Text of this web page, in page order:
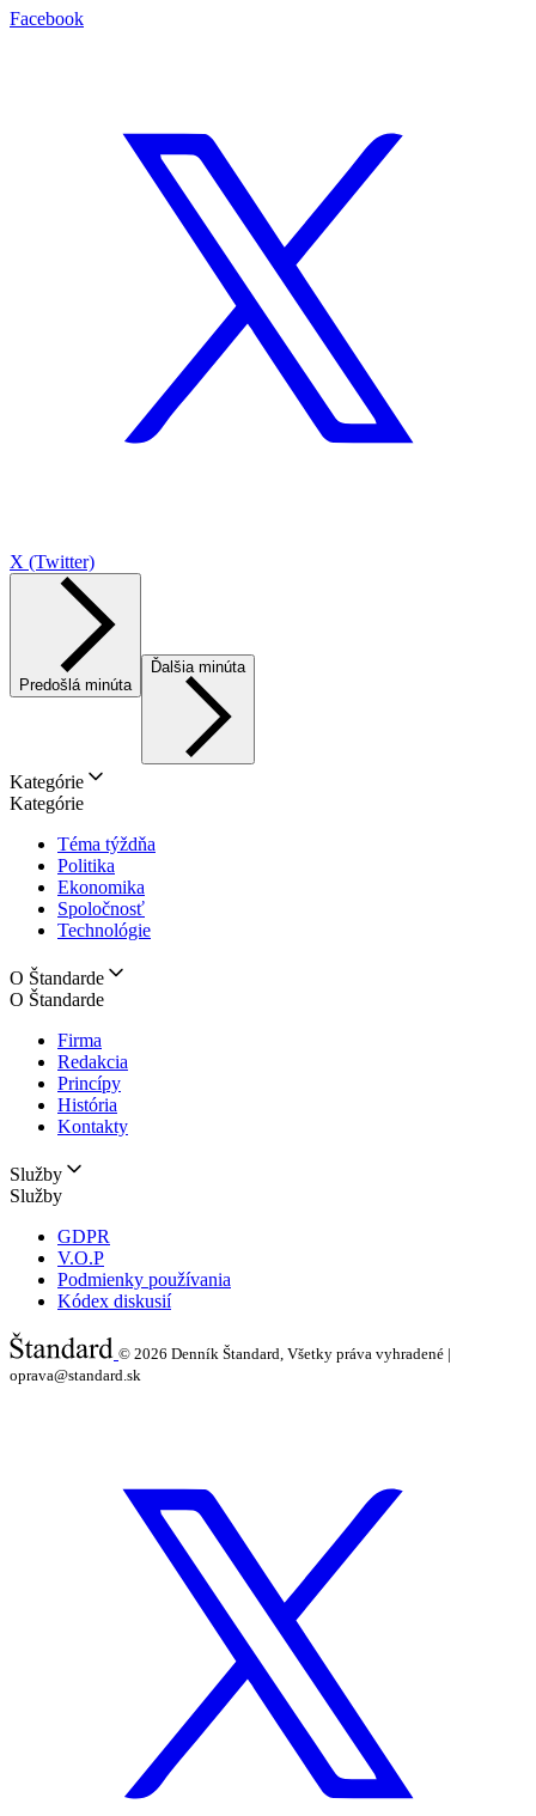
Facebook
X (Twitter)
Predošlá minúta
Ďalšia minúta
Kategórie
Kategórie
Téma týždňa
Politika
Ekonomika
Spoločnosť
Technológie
O Štandarde
O Štandarde
Firma
Redakcia
Princípy
História
Kontakty
Služby
Služby
GDPR
V.O.P
Podmienky používania
Kódex diskusií
© 2026 Denník Štandard, Všetky práva vyhradené |
oprava@standard.sk